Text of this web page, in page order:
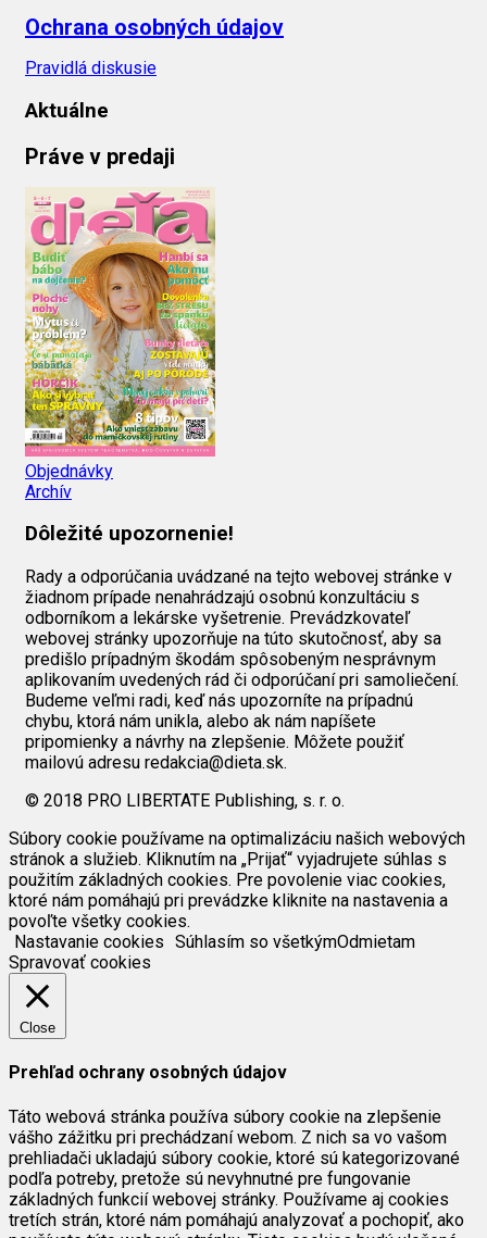
Ochrana osobných údajov
Pravidlá diskusie
Aktuálne
Práve v predaji
Objednávky
Archív
Dôležité upozornenie!
Rady a odporúčania uvádzané na tejto webovej stránke v
žiadnom prípade nenahrádzajú osobnú konzultáciu s
odborníkom a lekárske vyšetrenie. Prevádzkovateľ
webovej stránky upozorňuje na túto skutočnosť, aby sa
predišlo prípadným škodám spôsobeným nesprávnym
aplikovaním uvedených rád či odporúčaní pri samoliečení.
Budeme veľmi radi, keď nás upozorníte na prípadnú
chybu, ktorá nám unikla, alebo ak nám napíšete
pripomienky a návrhy na zlepšenie. Môžete použiť
mailovú adresu redakcia@dieta.sk.
© 2018 PRO LIBERTATE Publishing, s. r. o.
Súbory cookie používame na optimalizáciu našich webových
stránok a služieb. Kliknutím na „Prijať“ vyjadrujete súhlas s
použitím základných cookies. Pre povolenie viac cookies,
ktoré nám pomáhajú pri prevádzke kliknite na nastavenia a
povoľte všetky cookies.
Nastavanie cookies Súhlasím so všetkýmOdmietam
Spravovať cookies
Close
Prehľad ochrany osobných údajov
Táto webová stránka používa súbory cookie na zlepšenie
vášho zážitku pri prechádzaní webom. Z nich sa vo vašom
prehliadači ukladajú súbory cookie, ktoré sú kategorizované
podľa potreby, pretože sú nevyhnutné pre fungovanie
základných funkcií webovej stránky. Používame aj cookies
tretích strán, ktoré nám pomáhajú analyzovať a pochopiť, ako